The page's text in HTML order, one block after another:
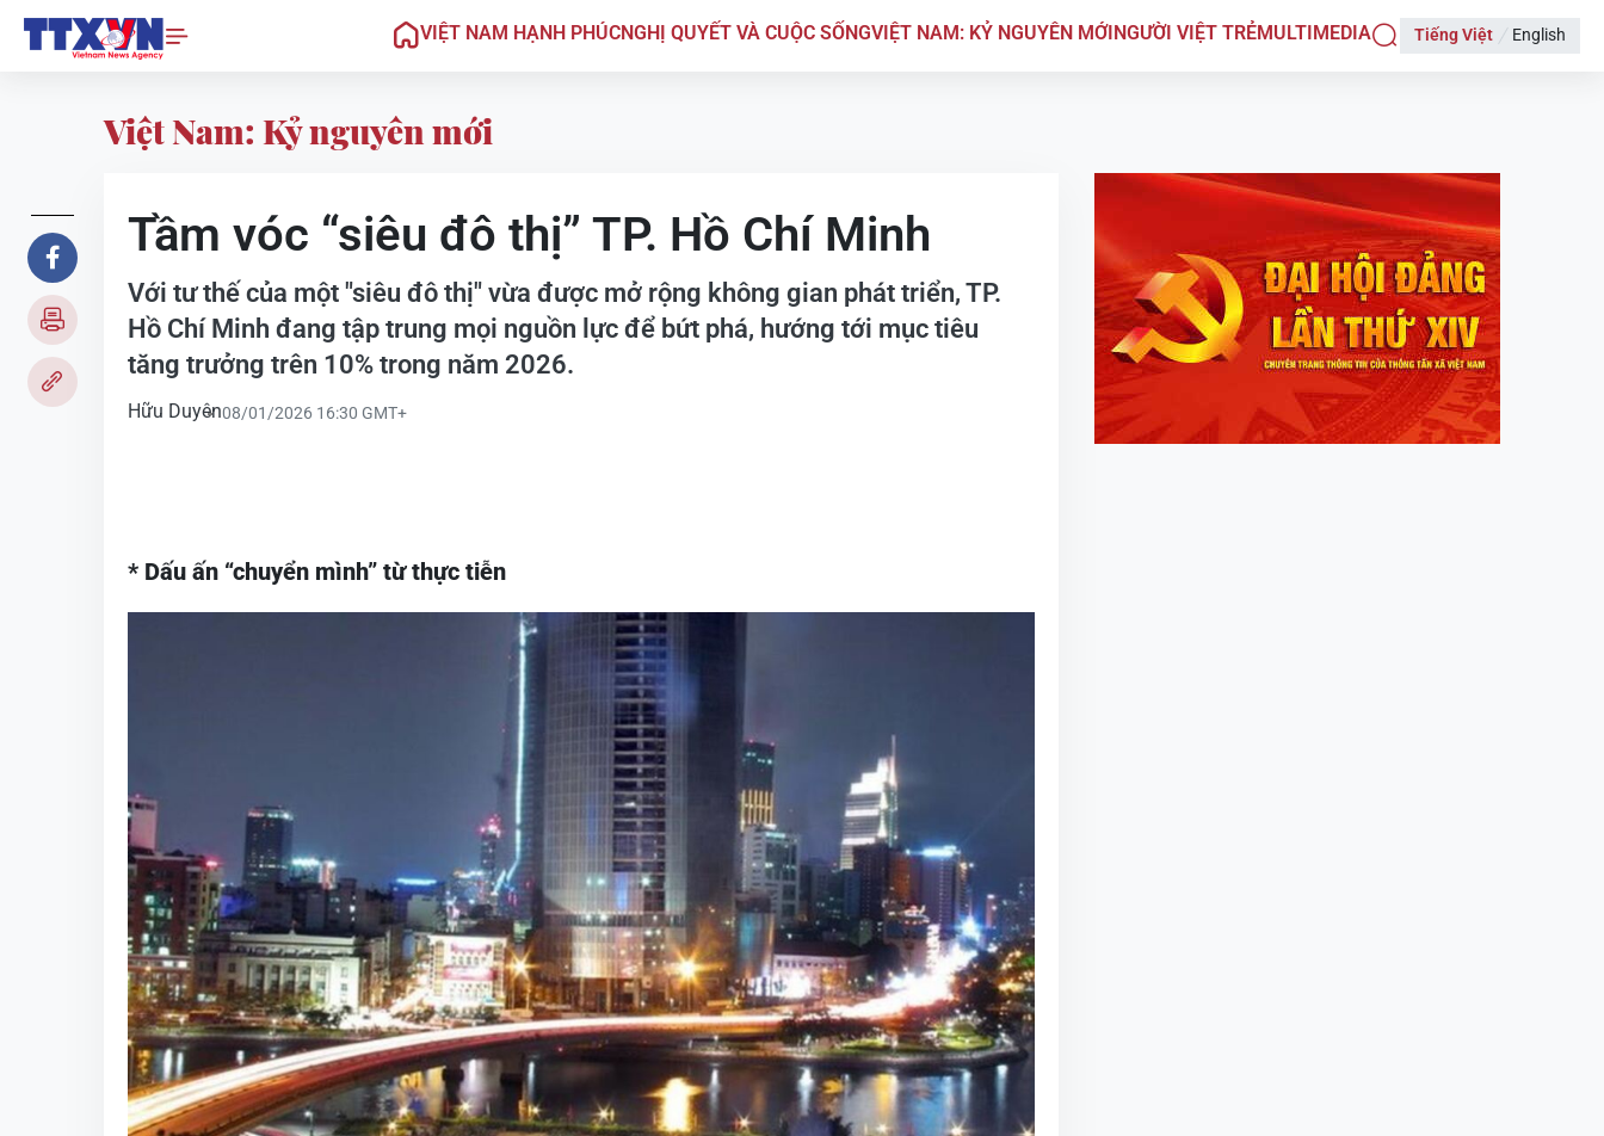
VIỆT NAM HẠNH PHÚCNGHỊ QUYẾT VÀ CUỘC SỐNGVIỆT NAM: KỶ NGUYÊN MỚINGƯỜI VIỆT TRẺMULTIMEDIA Tiếng Việt English
Việt Nam: Kỷ nguyên mới
Tầm vóc “siêu đô thị” TP. Hồ Chí Minh
Với tư thế của một "siêu đô thị" vừa được mở rộng không gian phát triển, TP.
Hồ Chí Minh đang tập trung mọi nguồn lực để bứt phá, hướng tới mục tiêu
tăng trưởng trên 10% trong năm 2026.
Hữu Duyên08/01/2026 16:30 GMT+
* Dấu ấn “chuyển mình” từ thực tiễn